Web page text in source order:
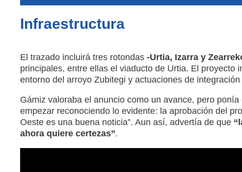
Infraestructura
El trazado incluirá tres rotondas -Urtia, Izarra y
principales, entre ellas el viaducto de Urtia. El proyecto
entorno del arroyo Zubitegi y actuaciones de
Gámiz valoraba el anuncio como un avance, pero
empezar reconociendo lo evidente: la aprobación del
Oeste es una buena noticia”. Aun así, advertía de que
ahora quiere certezas”.